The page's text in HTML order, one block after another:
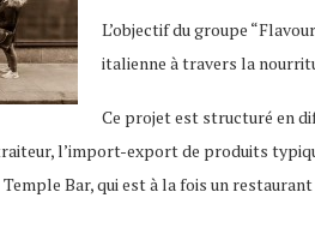
L’objectif du groupe
italienne à travers la
Ce projet est structuré en
l’import-export de produits
Bar, qui est à la fois un